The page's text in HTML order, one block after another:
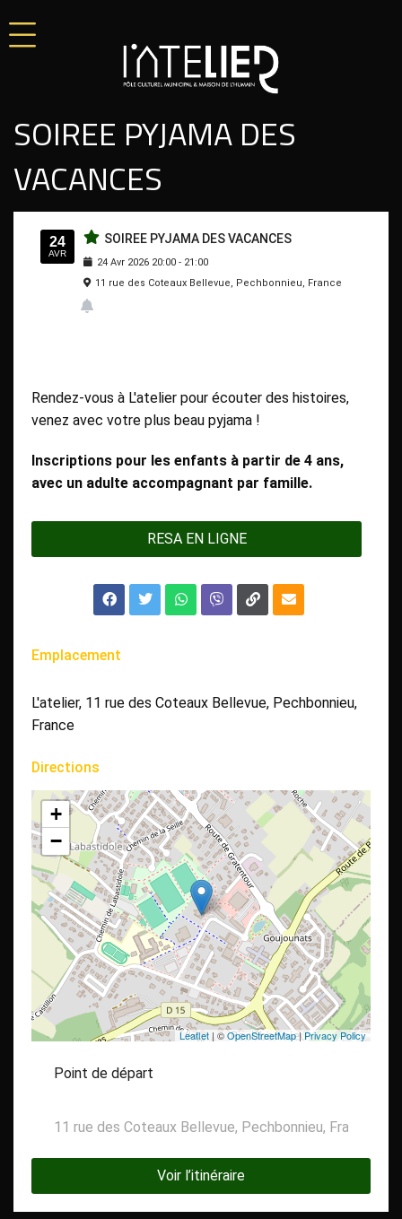
SOIREE PYJAMA DES
VACANCES
24
AVR
SOIREE PYJAMA DES VACANCES
24 Avr 2026 20:00 - 21:00
11 rue des Coteaux Bellevue, Pechbonnieu, France
Rendez-vous à L'atelier pour écouter des histoires,
venez avec votre plus beau pyjama !
Inscriptions pour les enfants à partir de 4 ans,
avec un adulte accompagnant par famille.
RESA EN LIGNE
Emplacement
L'atelier, 11 rue des Coteaux Bellevue, Pechbonnieu,
France
Directions
+
−
Leaflet | ©OpenStreetMap|Privacy Policy
Voir l’itinéraire